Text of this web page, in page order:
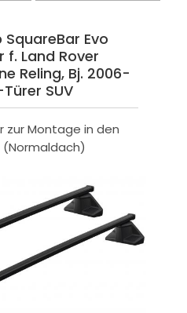
Evo
Land Rover
Reling, Bj. 2006-
SUV
Montage in den
(Normaldach)